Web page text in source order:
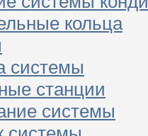
кольца
системы
станции
системы